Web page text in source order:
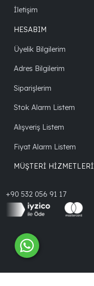
İletişim
HESABIM
Üyelik Bilgilerim
Adres Bilgilerim
Siparişlerim
Stok Alarm Listem
Alışveriş Listem
Fiyat Alarm Listem
MÜŞTERİ HİZMETLERİ
+90 532 056 91 17